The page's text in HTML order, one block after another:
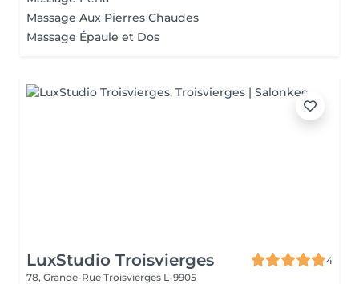
Massage Aux Pierres Chaudes
Massage Épaule et Dos
LuxStudio Troisvierges
4
78, Grande-Rue Troisvierges L-9905